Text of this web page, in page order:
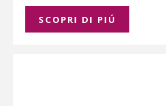
SCOPRI DI PIÚ